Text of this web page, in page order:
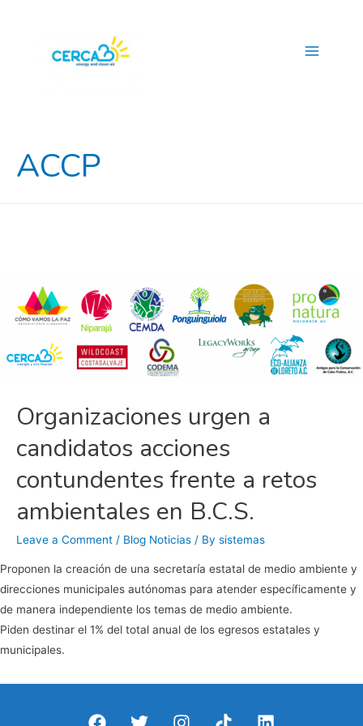
ACCP
Organizaciones urgen a
candidatos acciones
contundentes frente a retos
ambientales en B.C.S.
Leave a Comment / Blog Noticias / By sistemas
Proponen la creación de una secretaría estatal de medio ambiente y
direcciones municipales autónomas para atender específicamente y
de manera independiente los temas de medio ambiente.
Piden destinar el 1% del total anual de los egresos estatales y
municipales.